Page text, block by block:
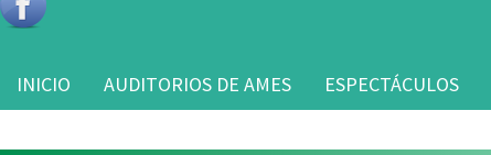
INICIO AUDITORIOS DE AMES ESPECTÁCULOS